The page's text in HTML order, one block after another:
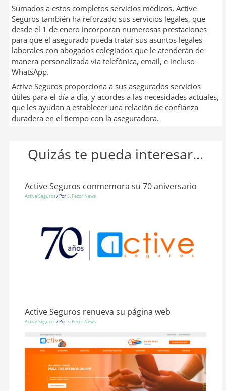
Sumados a estos completos servicios médicos, Active
Seguros también ha reforzado sus servicios legales, que
desde el 1 de enero incorporan numerosas prestaciones
para que el asegurado pueda tratar sus asuntos legales-
laborales con abogados colegiados que le atenderán de
manera personalizada vía telefónica, email, e incluso
WhatsApp.
Active Seguros proporciona a sus asegurados servicios
útiles para el día a día, y acordes a las necesidades actuales,
que les ayudan a establecer una relación de confianza
duradera en el tiempo con la aseguradora.
Quizás te pueda interesar...
Active Seguros conmemora su 70 aniversario
Active Seguros/ PorS. Fecor News
Active Seguros renueva su página web
Active Seguros/ PorS. Fecor News